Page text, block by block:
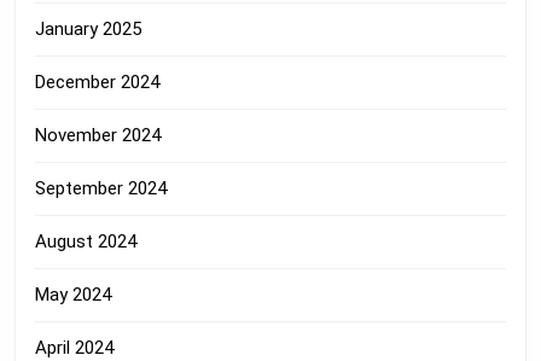
January 2025
December 2024
November 2024
September 2024
August 2024
May 2024
April 2024